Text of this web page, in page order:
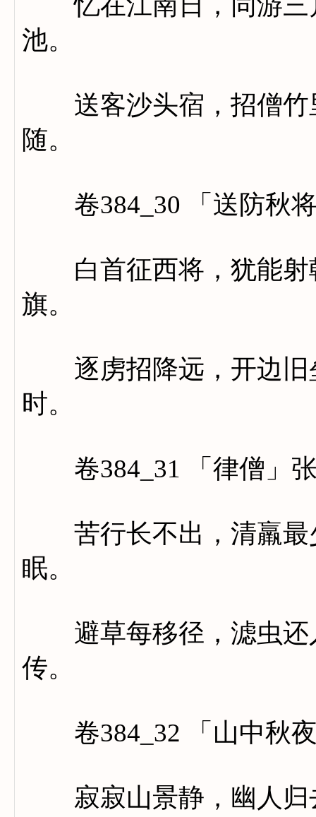
池。
送客沙头宿，招僧竹
随。
卷384_30 「送防秋
白首征西将，犹能射
旗。
逐虏招降远，开边旧
时。
卷384_31 「律僧」
苦行长不出，清羸最
眠。
避草每移径，滤虫还
传。
卷384_32 「山中秋
寂寂山景静，幽人归